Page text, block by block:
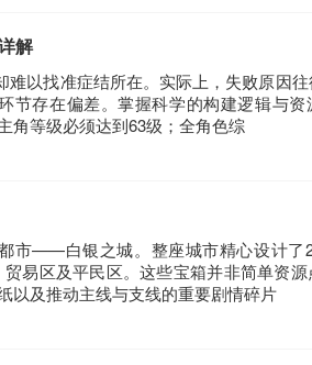
解
难以找准症结所在。实际上，失败原因
节存在偏差。掌握科学的构建逻辑与资
角等级必须达到63级；全角色综
市——白银之城。整座城市精心设计了
易区及平民区。这些宝箱并非简单资源
以及推动主线与支线的重要剧情碎片